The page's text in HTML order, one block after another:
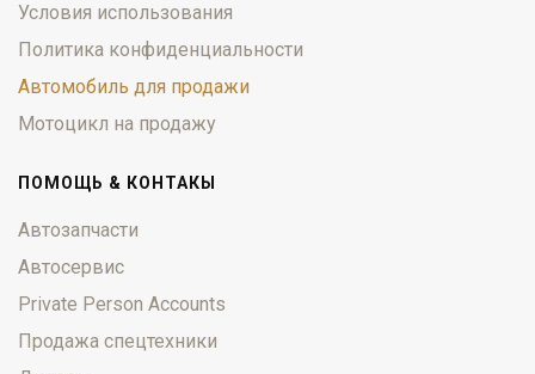
Условия использования
Политика конфиденциальности
Автомобиль для продажи
Мотоцикл на продажу
ПОМОЩЬ & КОНТАКЫ
Автозапчасти
Автосервис
Private Person Accounts
Продажа спецтехники